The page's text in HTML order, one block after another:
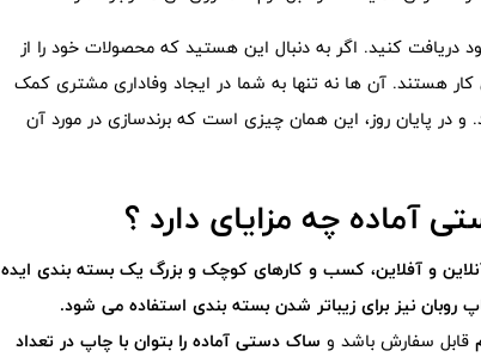
دریافت کنید. اگر به دنبال این هستید که محصولات خود را از
کار هستند. آن ها نه تنها به شما در ایجاد وفاداری مشتری کمک
و در پایان روز، این همان چیزی است که برندسازی در مورد آن
آماده چه مزایای دارد ؟
و آفلاین، کسب و کارهای کوچک و بزرگ یک بسته بندی ایده
نیز برای زیباتر شدن بسته بندی استفاده می شود.
قابل سفارش باشد و ساک دستی آماده را بتوان با چاپ در تعداد